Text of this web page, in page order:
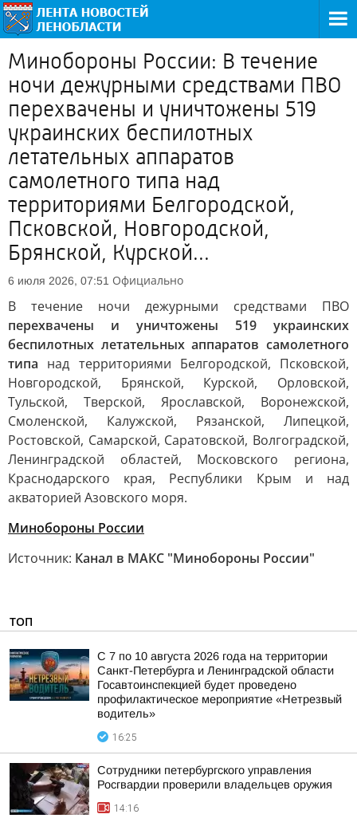
Минобороны России: В течение
ночи дежурными средствами ПВО
перехвачены и уничтожены 519
украинских беспилотных
летательных аппаратов
самолетного типа над
территориями Белгородской,
Псковской, Новгородской,
Брянской, Курской...
6 июля 2026, 07:51 Официально
В течение ночи дежурными средствами ПВО
перехвачены и уничтожены 519 украинских
беспилотных летательных аппаратов самолетного
типа над территориями Белгородской, Псковской,
Новгородской, Брянской, Курской, Орловской,
Тульской, Тверской, Ярославской, Воронежской,
Смоленской, Калужской, Рязанской, Липецкой,
Ростовской, Самарской, Саратовской, Волгоградской,
Ленинградской областей, Московского региона,
Краснодарского края, Республики Крым и над
акваторией Азовского моря.
Минобороны России
Источник: Канал в МАКС "Минобороны России"
ТОП
С 7 по 10 августа 2026 года на территории
Санкт-Петербурга и Ленинградской области
Госавтоинспекцией будет проведено
профилактическое мероприятие «Нетрезвый
водитель»
16:25
Сотрудники петербургского управления
Росгвардии проверили владельцев оружия
14:16